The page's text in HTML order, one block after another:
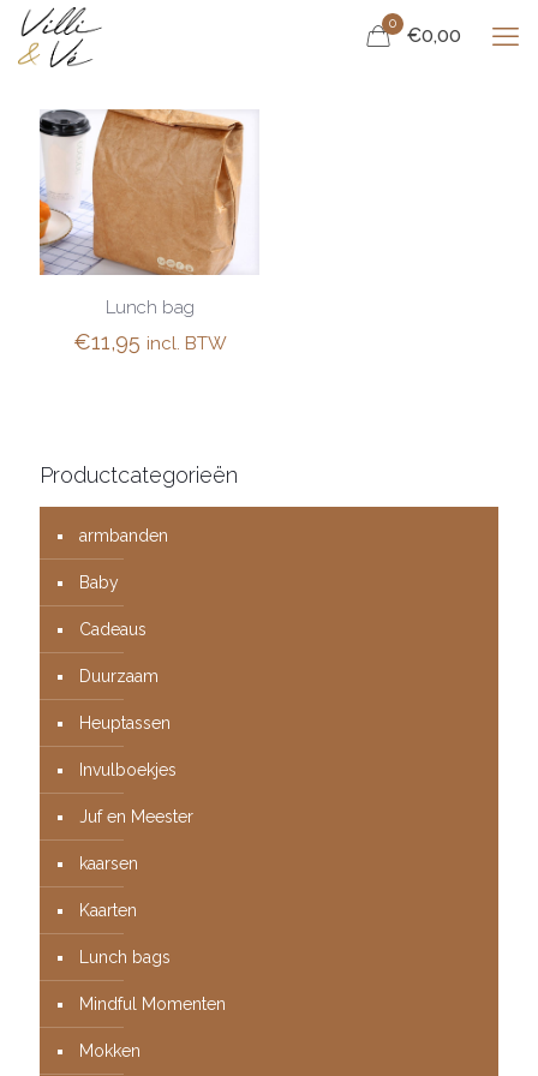
0
€0,00
Lunch bag
€11,95 incl. BTW
Productcategorieën
armbanden
Baby
Cadeaus
Duurzaam
Heuptassen
Invulboekjes
Juf en Meester
kaarsen
Kaarten
Lunch bags
Mindful Momenten
Mokken